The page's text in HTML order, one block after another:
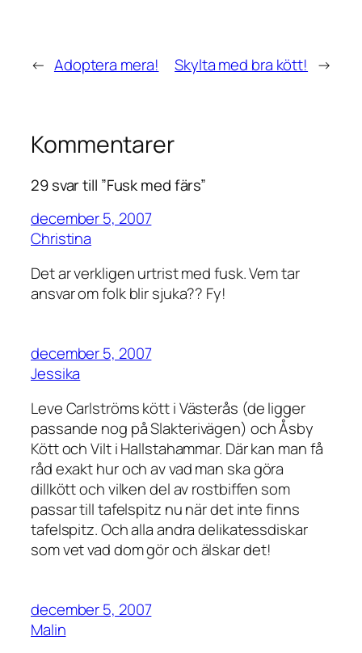
← Adoptera mera! Skylta med bra kött! →
Kommentarer
29 svar till ”Fusk med färs”
december 5, 2007
Christina
Det ar verkligen urtrist med fusk. Vem tar
ansvar om folk blir sjuka?? Fy!
december 5, 2007
Jessika
Leve Carlströms kött i Västerås (de ligger
passande nog på Slakterivägen) och Åsby
Kött och Vilt i Hallstahammar. Där kan man få
råd exakt hur och av vad man ska göra
dillkött och vilken del av rostbiffen som
passar till tafelspitz nu när det inte finns
tafelspitz. Och alla andra delikatessdiskar
som vet vad dom gör och älskar det!
december 5, 2007
Malin